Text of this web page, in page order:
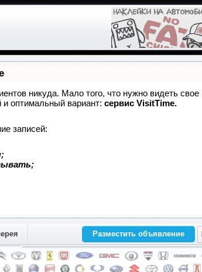
никуда. Мало того, что нужно видеть
оптимальный вариант: сервис VisitTime.
записей:
Разместить объявление